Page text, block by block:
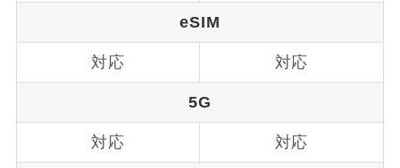
eSIM
対応 対応
5G
対応 対応